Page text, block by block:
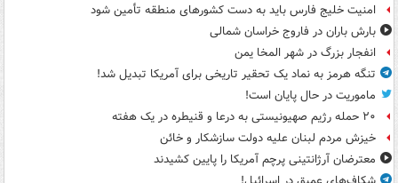
امنیت خلیج فارس باید به دست کشورهای منطقه تأمین شود
بارش باران در فاروج خراسان شمالی
انفجار بزرگ در شهر المخا یمن
تنگه هرمز به نماد یک تحقیر تاریخی برای آمریکا تبدیل شد!
ماموریت در حال پایان است!
۲۰ حمله رژیم صهیونیستی به درعا و قنیطره در یک هفته
خیزش مردم لبنان علیه دولت سازشکار و خائن
معترضان آرژانتینی پرچم آمریکا را پایین کشیدند